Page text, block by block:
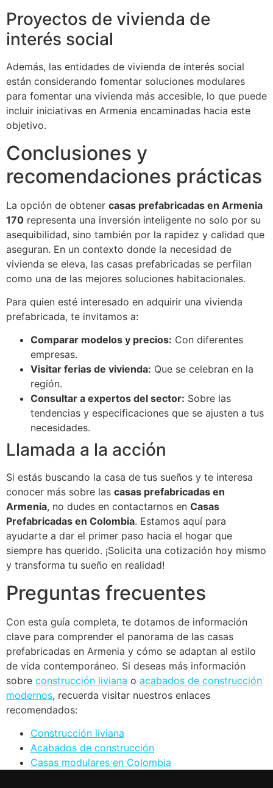
Proyectos de vivienda de
interés social
Además, las entidades de vivienda de interés social
están considerando fomentar soluciones modulares
para fomentar una vivienda más accesible, lo que puede
incluir iniciativas en Armenia encaminadas hacia este
objetivo.
Conclusiones y
recomendaciones prácticas
La opción de obtener casas prefabricadas en Armenia
170 representa una inversión inteligente no solo por su
asequibilidad, sino también por la rapidez y calidad que
aseguran. En un contexto donde la necesidad de
vivienda se eleva, las casas prefabricadas se perfilan
como una de las mejores soluciones habitacionales.
Para quien esté interesado en adquirir una vivienda
prefabricada, te invitamos a:
Comparar modelos y precios: Con diferentes
empresas.
Visitar ferias de vivienda: Que se celebran en la
región.
Consultar a expertos del sector: Sobre las
tendencias y especificaciones que se ajusten a tus
necesidades.
Llamada a la acción
Si estás buscando la casa de tus sueños y te interesa
conocer más sobre las casas prefabricadas en
Armenia, no dudes en contactarnos en Casas
Prefabricadas en Colombia. Estamos aquí para
ayudarte a dar el primer paso hacia el hogar que
siempre has querido. ¡Solicita una cotización hoy mismo
y transforma tu sueño en realidad!
Preguntas frecuentes
Con esta guía completa, te dotamos de información
clave para comprender el panorama de las casas
prefabricadas en Armenia y cómo se adaptan al estilo
de vida contemporáneo. Si deseas más información
sobre construcción liviana o acabados de construcción
modernos, recuerda visitar nuestros enlaces
recomendados:
Construcción liviana
Acabados de construcción
Casas modulares en Colombia